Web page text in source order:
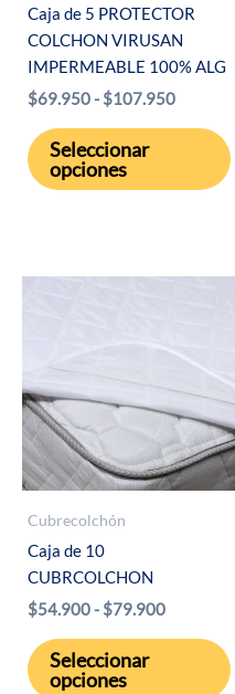
Caja de 5 PROTECTOR
COLCHON VIRUSAN
IMPERMEABLE 100% ALG
$69.950- $107.950Rango
precios:
$69.950
Seleccionar
opciones
la
Cubrecolchón
Caja de 10
CUBRCOLCHON
$54.900- $79.900Rango
precios:
Seleccionar
opciones